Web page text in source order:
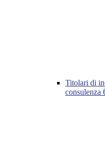
Titolari di
consulenza